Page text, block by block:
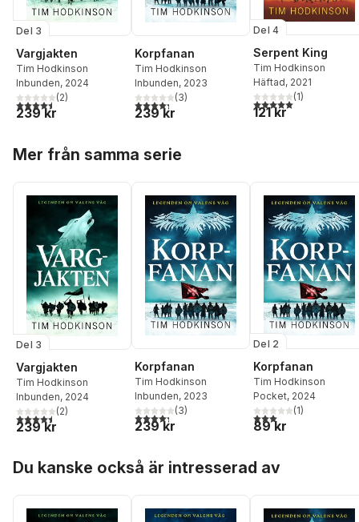
Del 3
Vargjakten
Tim Hodkinson
Inbunden, 2024
4,5utav 5 stjärnor. Totalt antal röster:
(2)
239 kr
Korpfanan
Tim Hodkinson
Inbunden, 2023
4,3utav 5 stjärnor. Totalt antal röster:
(3)
239 kr
Del 4
Serpent King
Tim Hodkinson
Häftad, 2021
5,0utav 5 stjärnor.
(1)
121 kr
Mer från samma serie
Del 3
Vargjakten
Tim Hodkinson
Inbunden, 2024
4,5utav 5 stjärnor. Totalt antal röster:
(2)
239 kr
Korpfanan
Tim Hodkinson
Inbunden, 2023
4,3utav 5 stjärnor. Totalt antal röster:
(3)
239 kr
Del 2
Korpfanan
Tim Hodkinson
Pocket, 2024
3,0utav 5 stjärnor.
(1)
89 kr
Du kanske också är intresserad av